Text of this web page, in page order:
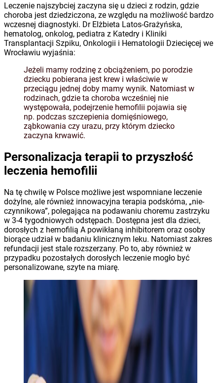
Leczenie najszybciej zaczyna się u dzieci z rodzin, gdzie
choroba jest dziedziczona, ze względu na możliwość bardzo
wczesnej diagnostyki. Dr Elżbieta Latos-Grażyńska,
hematolog, onkolog, pediatra z Katedry i Kliniki
Transplantacji Szpiku, Onkologii i Hematologii Dziecięcej we
Wrocławiu wyjaśnia:
Jeżeli mamy rodzinę z obciążeniem, po porodzie
dziecku pobierana jest krew i właściwie w
przeciągu jednej doby mamy wynik. Natomiast w
rodzinach, gdzie ta choroba wcześniej nie
występowała, podejrzenie hemofilii pojawia się
np. podczas szczepienia domięśniowego,
ząbkowania czy urazu, przy którym dziecko
zaczyna krwawić.
Personalizacja terapii to przyszłość
leczenia hemofilii
Na tę chwilę w Polsce możliwe jest wspomniane leczenie
dożylne, ale również innowacyjna terapia podskórna, „nie-
czynnikowa”, polegająca na podawaniu choremu zastrzyku
w 3-4 tygodniowych odstępach. Dostępna jest dla dzieci,
dorosłych z hemofilią A powikłaną inhibitorem oraz osoby
biorące udział w badaniu klinicznym leku. Natomiast zakres
refundacji jest stale rozszerzany. Po to, aby również w
przypadku pozostałych dorosłych leczenie mogło być
personalizowane, szyte na miarę.